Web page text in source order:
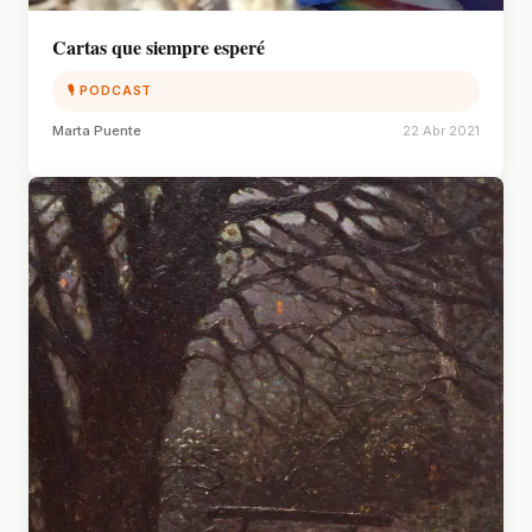
Cartas que siempre esperé
🎙 PODCAST
Marta Puente 22 Abr 2021